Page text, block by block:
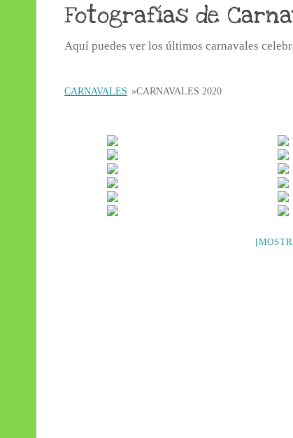
Fotografías de
Aquí puedes ver los últimos carnavales
CARNAVALES »CARNAVALES 2020